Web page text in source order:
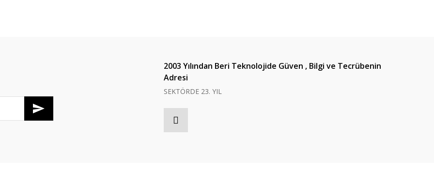
2003 Yılından Beri Teknolojide Güven , Bilgi ve Tecrübenin
Adresi
SEKTÖRDE 23. YIL